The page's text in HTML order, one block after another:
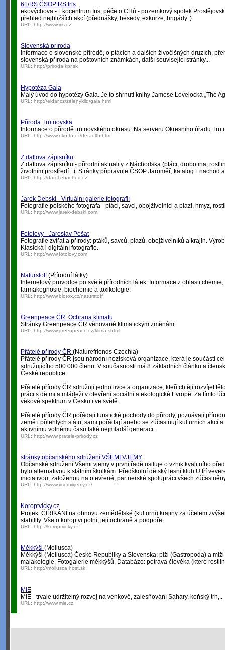
61/RS ČSOP RS Iris
ekovýchova - Ekocentrum Iris, péče o CHú - pozemkový spolek
přehled nejbližších akcí (přednášky, besedy, exkurze, brigády..)
URL: http://www.iris.cz
Slovenská príroda
Informace o slovenské přírodě, o ptácích a dalších živočišných druzích,
slovenská příroda na poštovních známkách, další související stránky...
URL: http://priroda.kpr.sk
Hypotéza Gaia
Malý úvod do hypotézy Gaia. Je to shrnutí knihy Jamese Lovelocka „The
URL: http://eldar.cz/zelenyklid/gaia.html
Příroda Trutnovska
Informace o přírodě trutnovského okresu. Na serveru Okresního úřadu
URL: http://www.oku-tu.cz/default5.htm
Z datlova zápisníku
Z datlova zápisníku - přírodní aktuality z Náchodska (ptáci, drobotina,
životním prostředí...). Stránky připravuje ČSOP Jaroměř, katalog Enachod
URL: http://datel.enachod.cz
Jarek Debski - Virtuální galerie fotografií
Fotografie polského fotografa - ptáci, savci, obojživelníci a plazi, hmyz,
URL: http://www.jarek-debski.com
Fotolovy - Jaroslav Pešat
Fotografie zvířat a přírody: ptáků, savců, plazů, obojživelníků a krajin.
Klasická i digitální fotografie.
URL: http://www.fotolovy.com
Naturstoff(Přírodní látky)
Internetový průvodce po světě přírodních látek. Informace z oblasti
farmakognosie, biochemie a toxikologie.
URL: http://www.biotox.cz/naturstoff
Greenpeace ČR: Ochrana klimatu
Stránky Greenpeace ČR věnované klimatickým změnám.
URL: http://www.greenpeace.cz/klima.shtml
Přátelé přírody ČR (Naturefriends Czechia)
Přátelé přírody ČR jsou národní nezisková organizace, která je součástí
sdružujícího 500.000 členů. V současnosti má 8 základních článků a
České republice.
Přátelé přírody ČR sdružují jednotlivce a organizace, kteří chtějí rozvíjet
práci s dětmi a mládeží v otevření sociální a ekologické Evropě. Za tímto
věkové spektrum v Česku i ve světě.
Přátelé přírody ČR pořádají turistické pochody do přírody, poznávají
země i přilehlých států, sami pořádají anebo se zúčastňují kulturních akcí
aktivnímu volnému času také nejmladší generaci.
URL: http://www.pratele-prirody.cz
stránky občanského sdružení VŠEMI VJEMY
Občanské sdružení Všemi vjemy v první řadě usiluje o vznik kvalitního
bylo alternativou k státním školkám. Předškolní dětský lesní klub U tří
iniciativou, založenou na otevřené, partnerské spolupráci všech
URL: http://www.vsemivjemy.cz/
Koroptvicky.cz
Projekt ČIŘIKÁNÍ na obnovu zemědělské (kulturní) krajiny za účelem
stability. Vše o koroptvi polní, její ochraně a podpoře.
URL: http://koroptvicky.cz
Měkkýši (Mollusca)
Měkkýši (Mollusca) České Republiky a Slovenska: plži (Gastropoda) a
malakologie. Fotogalerie měkkýšů. Databáze: potrava člověka (které
URL: http://mollusca.host.sk
MIE
MIE - trvale udržitelný rozvoj na venkově, zalesňování Sahary, koňský trh,..
URL: http://www.mie.cz